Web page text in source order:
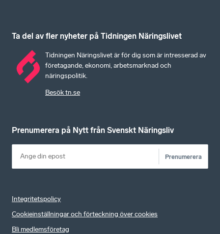
Ta del av fler nyheter på Tidningen Näringslivet
Tidningen Näringslivet är för dig som är intresserad av
företagande, ekonomi, arbetsmarknad och
näringspolitik.
Besök tn.se
Prenumerera på Nytt från Svenskt Näringsliv
Prenumerera
Integritetspolicy
Cookieinställningar och förteckning över cookies
Bli medlemsföretag